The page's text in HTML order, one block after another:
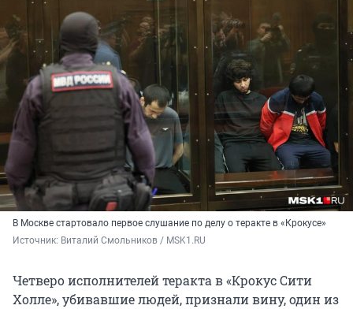
В Москве стартовало первое слушание по делу о теракте в «Крокусе»
Источник: Виталий Смольников / MSK1.RU
Четверо исполнителей теракта в «Крокус Сити
Холле», убивавшие людей, признали вину, один из